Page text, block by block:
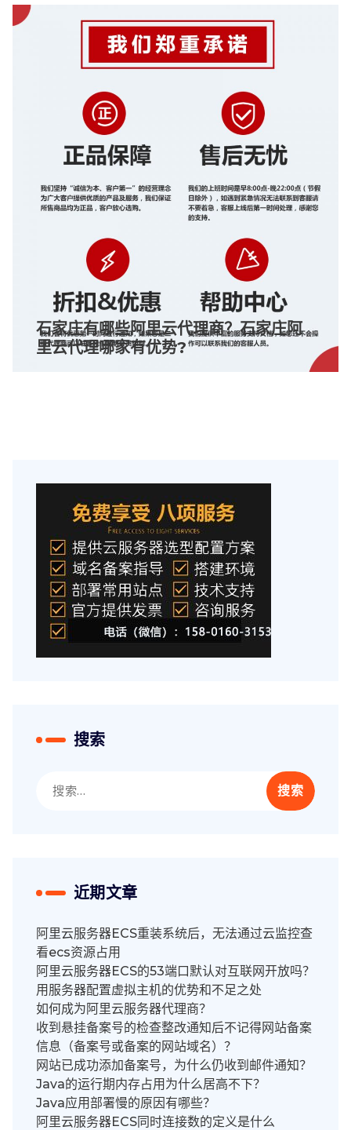
石家庄有哪些阿里云代理商？石家庄阿
里云代理哪家有优势?
搜索
索：
近期文章
阿里云服务器ECS重装系统后，无法通过云监控查
看ecs资源占用
阿里云服务器ECS的53端口默认对互联网开放吗？
用服务器配置虚拟主机的优势和不足之处
如何成为阿里云服务器代理商？
收到悬挂备案号的检查整改通知后不记得网站备案
信息（备案号或备案的网站域名）？
网站已成功添加备案号，为什么仍收到邮件通知？
Java的运行期内存占用为什么居高不下？
Java应用部署慢的原因有哪些？
阿里云服务器ECS同时连接数的定义是什么